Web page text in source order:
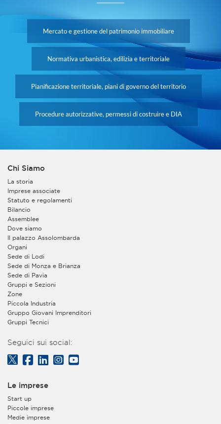
Mercato e gestione del patrimonio immobiliare
Normativa urbanistica, edilizia e territoriale
Pianificazione territoriale, piani di governo del territorio
Procedure autorizzative, permessi di costruire e DIA
Chi Siamo
La storia
Imprese associate
Statuto e regolamenti
Bilancio
Assemblee
Dove siamo
Il palazzo Assolombarda
Organi
Sede di Lodi
Sede di Monza e Brianza
Sede di Pavia
Gruppi e Sezioni
Zone
Piccola Industria
Gruppo Giovani Imprenditori
Gruppi Tecnici
Seguici sui social:
Le imprese
Start up
Piccole imprese
Medie imprese